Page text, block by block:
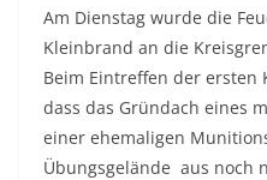
Am Dienstag wurde die
Kleinbrand an die
Beim Eintreffen der ersten
dass das Gründach eines
einer ehemaligen
Übungsgelände aus noch